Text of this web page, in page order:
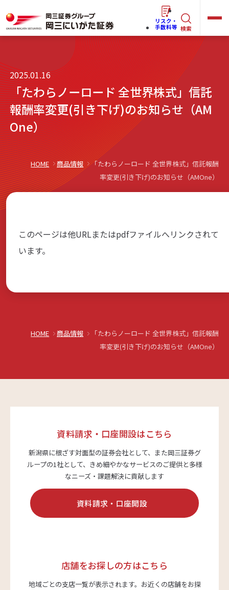
ー
ワ
ー
ド
で
探
す
らくらくネット情報便
法人(オーナー)さま向けサービス
商品・サービス
店舗のご案内
会社案内
採用情報
サステナビリティ
リスク・
手数料等 検索
キ
ー
ド
で
探
す
2025.01.16
「たわらノーロード 全世界株式」信託
報酬率変更(引き下げ)のお知らせ（AM
One）
HOME 商品情報
「たわらノーロード 全世界株式」信託報酬
率変更(引き下げ)のお知らせ（AMOne）
このページは他URLまたはpdfファイルへリンクされて
います。
HOME 商品情報
「たわらノーロード 全世界株式」信託報酬
率変更(引き下げ)のお知らせ（AMOne）
資料請求・口座開設はこちら
新潟県に根ざす対面型の証券会社として、また岡三証券グ
ループの1社として、 きめ細やかなサービスのご提供と多様
なニーズ・課題解決に貢献します
資料請求・口座開設
店舗をお探しの方はこちら
地域ごとの支店一覧が表示されます。 お近くの店舗をお探